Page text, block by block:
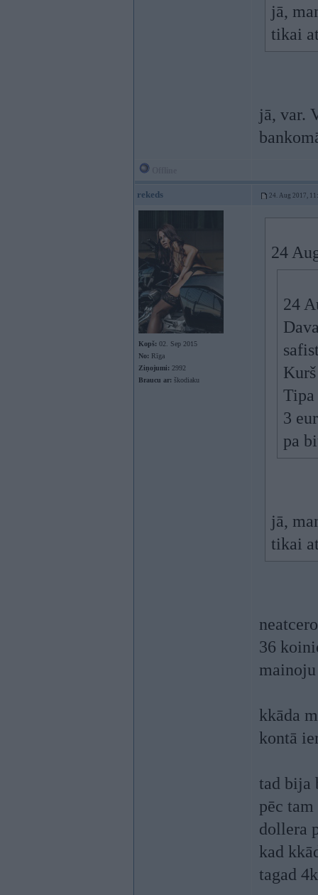
jā,
tikai
jā, var.
rekeds 24. Aug 2017,
Kopš: 02. Sep 2015
No: Rīga
Ziņojumi: 2992
Braucu ar: škodiaku
24
24
Tipa
3
pa
jā,
tikai
36
kkāda
kontā
tad bija
pēc
dollera
kad
tagad